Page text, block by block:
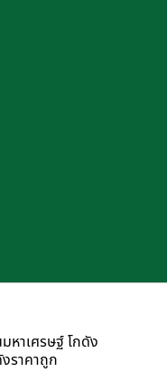
หาเศรษฐ์ โกดัง
งราคาถูก